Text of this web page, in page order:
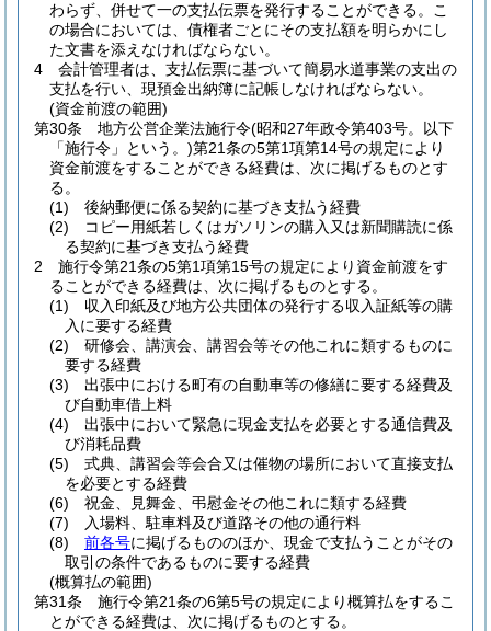
わらず、併せて一の支払伝票を発行することができる。
こ
の場合においては、債権者ごとにその支払額を明らかにし
た文書を添えなければならない。
4
会計管理者は、支払伝票に基づいて簡易水道事業の支出の
支払を行い、現預金出納簿に記帳しなければならない。
(資金前渡の範囲)
第30条
地方公営企業法施行令(昭和27年政令第403号。以下
「施行令」という。)第21条の5第1項第14号の規定により
資金前渡をすることができる経費は、次に掲げるものとす
る。
(1)
後納郵便に係る契約に基づき支払う経費
(2)
コピー用紙若しくはガソリンの購入又は新聞購読に係
る契約に基づき支払う経費
2
施行令第21条の5第1項第15号の規定により資金前渡をす
ることができる経費は、次に掲げるものとする。
(1)
収入印紙及び地方公共団体の発行する収入証紙等の購
入に要する経費
(2)
研修会、講演会、講習会等その他これに類するものに
要する経費
(3)
出張中における町有の自動車等の修繕に要する経費及
び自動車借上料
(4)
出張中において緊急に現金支払を必要とする通信費及
び消耗品費
(5)
式典、講習会等会合又は催物の場所において直接支払
を必要とする経費
(6)
祝金、見舞金、弔慰金その他これに類する経費
(7)
入場料、駐車料及び道路その他の通行料
(8)
前各号に掲げるもののほか、現金で支払うことがその
取引の条件であるものに要する経費
(概算払の範囲)
第31条
施行令第21条の6第5号の規定により概算払をするこ
とができる経費は、次に掲げるものとする。